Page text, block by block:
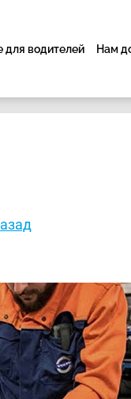
водителей Нам